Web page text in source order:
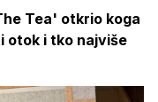
Tea' otkrio koga
otok i tko najviše